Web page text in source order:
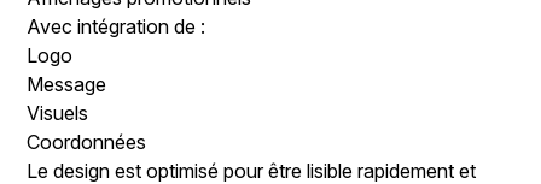
Avec intégration de :
Logo
Message
Visuels
Coordonnées
Le design est optimisé pour être lisible rapidement et